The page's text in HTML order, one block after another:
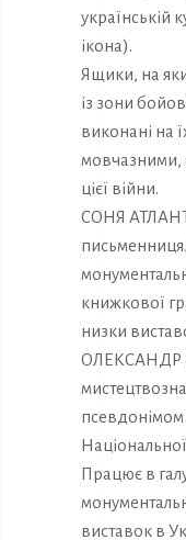
українській
ікона).
Ящики, на
із зони
виконані на
мовчазними,
цієї війни.
СОНЯ
книжкової
низки
ОЛЕКСАНДР
Працює в
виставок в